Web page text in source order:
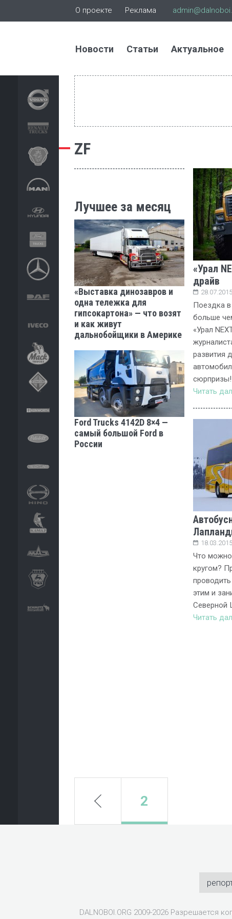
О проекте Реклама
Новости Статьи Актуальное
ZF
Лучшее за месяц
«Выставка динозавров и
одна тележка для
гипсокартона» — что возят
и как живут
дальнобойщики в Америке
Ford Trucks 4142D 8×4 —
самый большой Ford в
России
«Урал
драйв
28.07.2015
Поездка в
больше
«Урал
развития
сюрпризы!
Читать
18.03.2015
Что
кругом?
этим и
Северной
Читать
prev 2
DALNOBOI.ORG 2009-2026 Разрешается